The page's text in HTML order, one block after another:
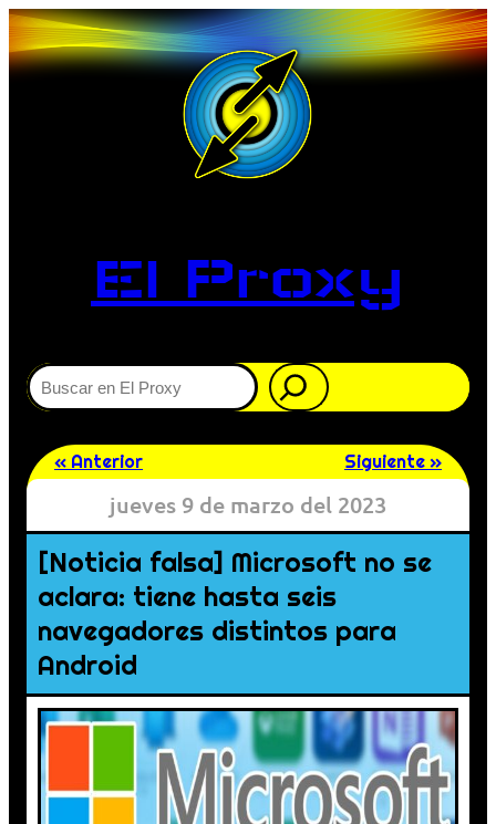
El Proxy
Buscar
« Anterior Siguiente »
jueves 9 de marzo del 2023
[Noticia falsa] Microsoft no se
aclara: tiene hasta seis
navegadores distintos para
Android